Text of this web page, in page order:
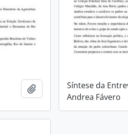
Adicionar a área de
Síntese da
Andrea Fávero